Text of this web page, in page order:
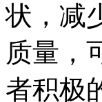
状，减
质量，
者积极